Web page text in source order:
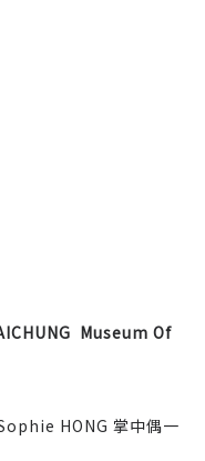
Museum Of
HONG 掌中偶一